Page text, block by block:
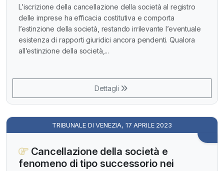
L’iscrizione della cancellazione della società al registro
delle imprese ha efficacia costitutiva e comporta
l’estinzione della società, restando irrilevante l’eventuale
esistenza di rapporti giuridici ancora pendenti. Qualora
all’estinzione della società,...
Dettagli
TRIBUNALE DI VENEZIA, 17 APRILE 2023
Cancellazione della società e
fenomeno di tipo successorio nei